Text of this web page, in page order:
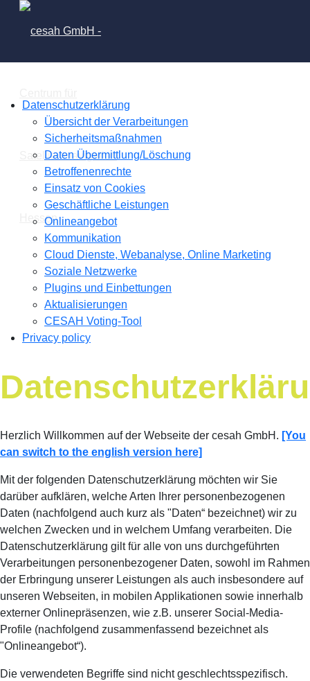
Datenschutzerklärung
Übersicht der Verarbeitungen
Sicherheitsmaßnahmen
Daten Übermittlung/Löschung
Betroffenenrechte
Einsatz von Cookies
Geschäftliche Leistungen
Onlineangebot
Kommunikation
Cloud Dienste, Webanalyse, Online Marketing
Soziale Netzwerke
Plugins und Einbettungen
Aktualisierungen
CESAH Voting-Tool
Privacy policy
Herzlich Willkommen auf der Webseite der cesah GmbH. [You
can switch to the english version here]
Mit der folgenden Datenschutzerklärung möchten wir Sie
darüber aufklären, welche Arten Ihrer personenbezogenen
Daten (nachfolgend auch kurz als "Daten“ bezeichnet) wir zu
welchen Zwecken und in welchem Umfang verarbeiten. Die
Datenschutzerklärung gilt für alle von uns durchgeführten
Verarbeitungen personenbezogener Daten, sowohl im Rahmen
der Erbringung unserer Leistungen als auch insbesondere auf
unseren Webseiten, in mobilen Applikationen sowie innerhalb
externer Onlinepräsenzen, wie z.B. unserer Social-Media-
Profile (nachfolgend zusammenfassend bezeichnet als
"Onlineangebot“).
Die verwendeten Begriffe sind nicht geschlechtsspezifisch.